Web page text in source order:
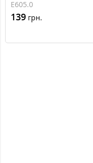
"Белый" (E605.0)
E605.0
139 грн.